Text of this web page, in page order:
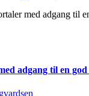
adgang til en